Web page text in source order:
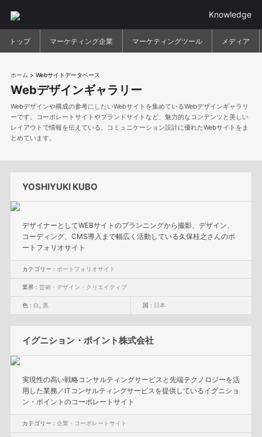
Knowledge
トップ マーケティング企業 マーケティングツール メディア
ホーム > Webサイトデータベース
Webデザインギャラリー
Webデザインや構成の参考にしたいWebサイトを集めているWebデザインギャラリ
ーです。コーポレートサイトやブランドサイトなど、魅力的なコンテンツと美しい
レイアウトで情報を伝えている、コミュニケーション設計に優れたWebサイトをま
とめています。
YOSHIYUKI KUBO
デザイナーとしてWEBサイトのプランニングから撮影、デザイン、
コーディング、CMS導入まで幅広く活動している久保桂之さんのポ
ートフォリオサイト
カテゴリー : ポートフォリオサイト
業界 : 芸術・デザイン・クリエイティブ
色 : 白 黒 国 : 日本
イグニション・ポイント株式会社
実現性の高い戦略コンサルティングサービスと先端テクノロジーを活
用した業務／ITコンサルティングサービスを提供しているイグニショ
ン・ポイントのコーポレートサイト
カテゴリー : 企業・コーポレートサイト